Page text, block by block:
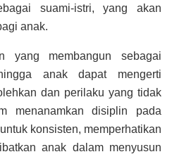
suami-istri, yang akan
anak.
yang membangun sebagai
anak dapat mengerti
dan perilaku yang tidak
menanamkan disiplin pada
konsisten, memperhatikan
anak dalam menyusun